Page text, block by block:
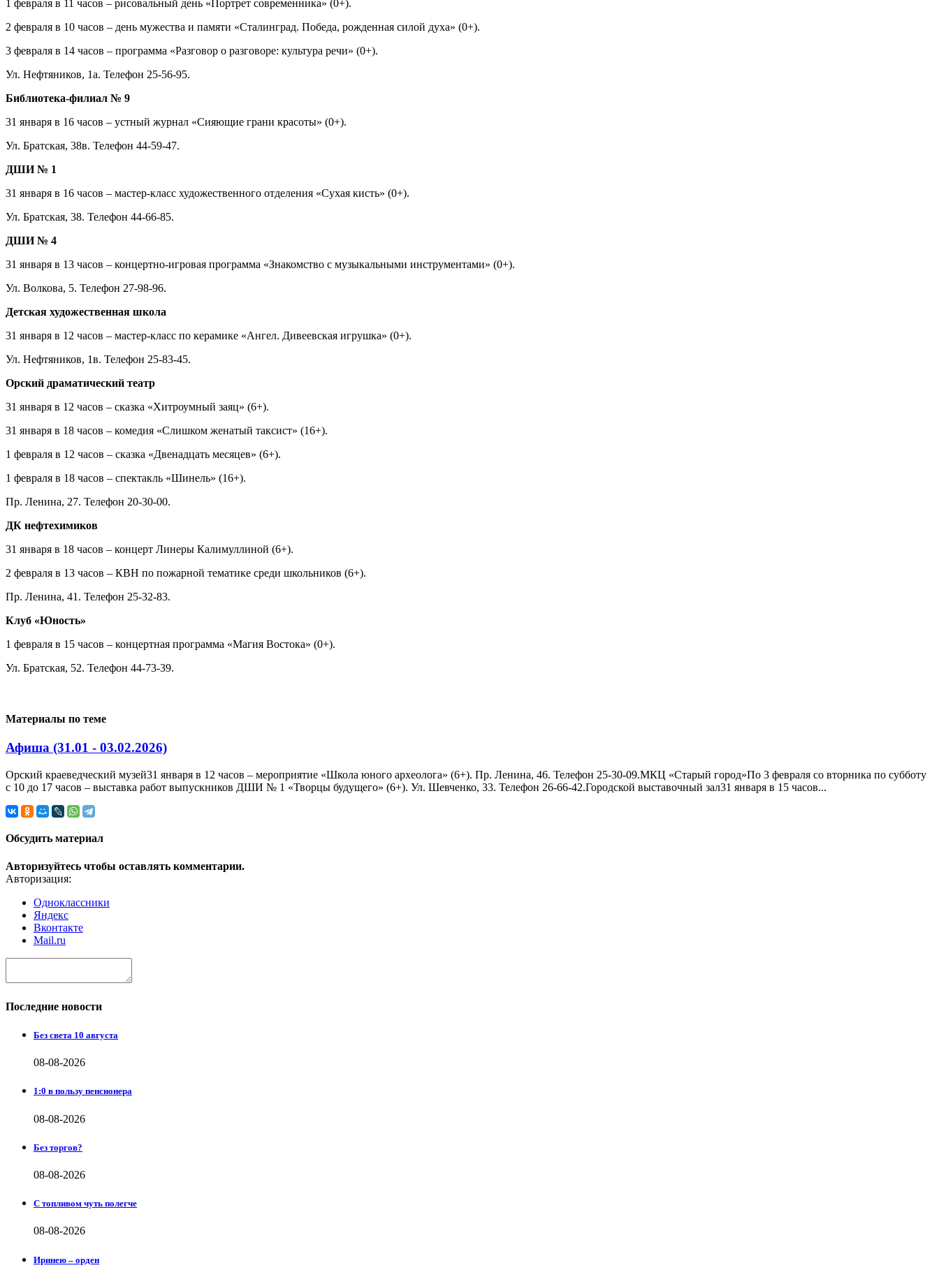
1 февраля в 11 часов – рисовальный день «Портрет современника» (0+).
2 февраля в 10 часов – день мужества и памяти «Сталинград. Победа, рожденная силой духа» (0+).
3 февраля в 14 часов – программа «Разговор о разговоре: культура речи» (0+).
Ул. Нефтяников, 1а. Телефон 25-56-95.
Библиотека-филиал № 9
31 января в 16 часов – устный журнал «Сияющие грани красоты» (0+).
Ул. Братская, 38в. Телефон 44-59-47.
ДШИ № 1
31 января в 16 часов – мастер-класс художественного отделения «Сухая кисть» (0+).
Ул. Братская, 38. Телефон 44-66-85.
ДШИ № 4
31 января в 13 часов – концертно-игровая программа «Знакомство с музыкальными инструментами» (0+).
Ул. Волкова, 5. Телефон 27-98-96.
Детская художественная школа
31 января в 12 часов – мастер-класс по керамике «Ангел. Дивеевская игрушка» (0+).
Ул. Нефтяников, 1в. Телефон 25-83-45.
Орский драматический театр
31 января в 12 часов – сказка «Хитроумный заяц» (6+).
31 января в 18 часов – комедия «Слишком женатый таксист» (16+).
1 февраля в 12 часов – сказка «Двенадцать месяцев» (6+).
1 февраля в 18 часов – спектакль «Шинель» (16+).
Пр. Ленина, 27. Телефон 20-30-00.
ДК нефтехимиков
31 января в 18 часов – концерт Линеры Калимуллиной (6+).
2 февраля в 13 часов – КВН по пожарной тематике среди школьников (6+).
Пр. Ленина, 41. Телефон 25-32-83.
Клуб «Юность»
1 февраля в 15 часов – концертная программа «Магия Востока» (0+).
Ул. Братская, 52. Телефон 44-73-39.
Материалы по теме
Афиша (31.01 - 03.02.2026)
Орский краеведческий музей31 января в 12 часов – мероприятие «Школа юного археолога» (6+). Пр. Ленина, 46. Телефон 25-30-09.МКЦ «Старый город»По 3 февраля со вторника по субботу
с 10 до 17 часов – выставка работ выпускников ДШИ № 1 «Творцы будущего» (6+). Ул. Шевченко, 33. Телефон 26-66-42.Городской выставочный зал31 января в 15 часов...
Обсудить материал
Авторизуйтесь чтобы оставлять комментарии.
Авторизация:
Одноклассники
Яндекс
Вконтакте
Mail.ru
Последние новости
Без света 10 августа
08-08-2026
1:0 в пользу пенсионера
08-08-2026
Без торгов?
08-08-2026
С топливом чуть полегче
08-08-2026
Иринею – орден